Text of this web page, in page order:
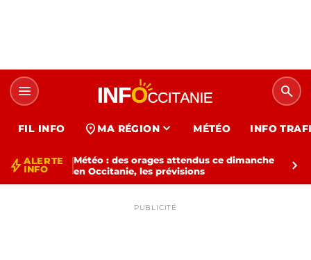
menu search
FIL INFO location_on MA RÉGION expand_more MÉTÉO INFO
bolt ALERTE
INFO
Météo : des orages attendus ce dimanche
en Occitanie, les prévisions
chevron_right
PUBLICITÉ